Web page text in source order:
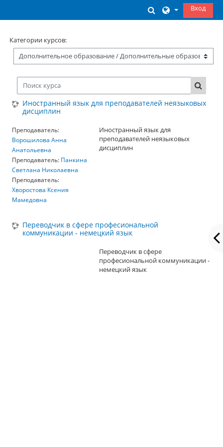
ИзменитьВход
Категории курсов:
Поиск курса
Поиск
Иностранный язык для преподавателей неязыковых
дисциплин
Иностранный язык для
преподавателей неязыковых
дисциплин
Преподаватель:
Ворошилова Анна
Анатольевна
Преподаватель: Панкина
Светлана Николаевна
Преподаватель:
Хворостова Ксения
Мамедовна
Переводчик в сфере професиональной
коммуникации - немецкий язык
Переводчик в сфере
професиональной коммуникации -
немецкий язык